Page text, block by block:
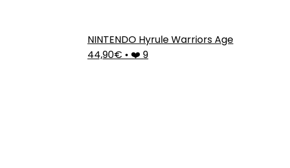
NINTENDO Hyrule Warriors Age
44,90€ • ❤️ 9